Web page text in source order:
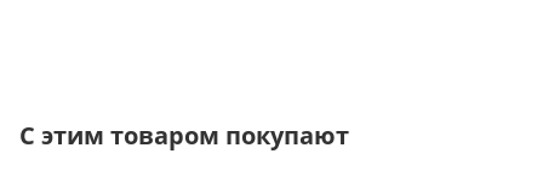
С этим товаром покупают